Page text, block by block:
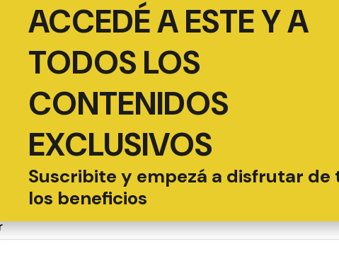
ACCEDÉ A ESTE Y A
TODOS LOS
CONTENIDOS
EXCLUSIVOS
Suscribite y empezá a disfrutar de
los beneficios